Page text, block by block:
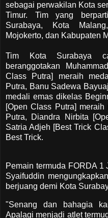
sebagai perwakilan Kota
Timur. Tim yang
Surabaya, Kota
Mojokerto, dan Kabupaten
Tim Kota Surabaya
beranggotakan
Class Putra] meraih
Putra, Banu Sadewa
medali emas dikelas
[Open Class Putra]
Putra, Diandra Nirbita
Satria Adjeh [Best Trick
Best Trick.
Pemain termuda FORDA 1
Syaifuddin
berjuang demi Kota
"Senang dan bahagia
Apalagi menjadi atlet